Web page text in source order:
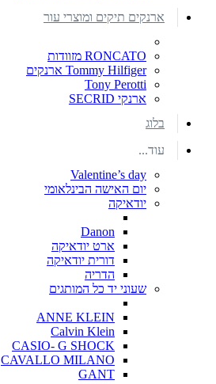
ארנקים תיקים ומוצרי עור
RONCATO מזוודות
Tommy Hilfiger ארנקים
Tony Perotti
ארנקי SECRID
בלוג
עוד...
Valentine’s day
יום האישה הבינלאומי
יודאיקה
Danon
ארט יודאיקה
דורית יודאיקה
הדריה
שעוני יד כל המותגים
ANNE KLEIN
Calvin Klein
CASIO- G SHOCK
CAVALLO MILANO
GANT